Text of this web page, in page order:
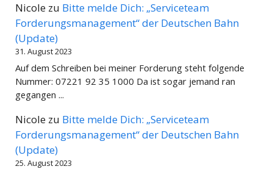
Nicole zu Bitte melde Dich: „Serviceteam
Forderungsmanagement“ der Deutschen Bahn
(Update)
31. August 2023
Auf dem Schreiben bei meiner Forderung steht folgende
Nummer: 07221 92 35 1000 Da ist sogar jemand ran
gegangen ...
Nicole zu Bitte melde Dich: „Serviceteam
Forderungsmanagement“ der Deutschen Bahn
(Update)
25. August 2023